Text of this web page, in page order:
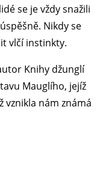
se je vždy snažili
Nikdy se
vlčí instinkty.
Knihy džunglí
Mauglího, jejíž
nám známá